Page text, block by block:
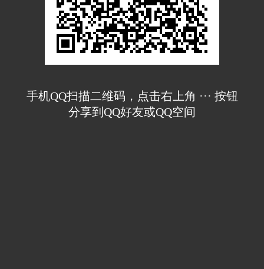
手机QQ扫描二维码，点击右上角 ··· 按钮
分享到QQ好友或QQ空间